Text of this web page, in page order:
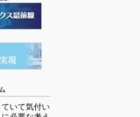
いて気付い